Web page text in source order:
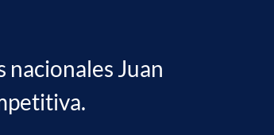
Juan